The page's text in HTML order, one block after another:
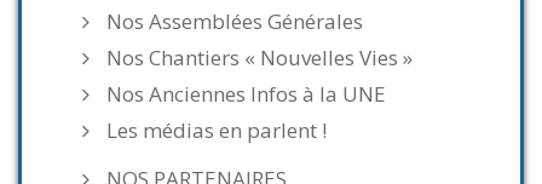
Nos Assemblées Générales
Nos Chantiers « Nouvelles Vies »
Nos Anciennes Infos à la UNE
Les médias en parlent !